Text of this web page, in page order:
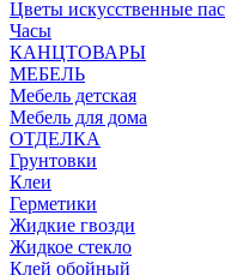
Цветы искусственные
Часы
КАНЦТОВАРЫ
МЕБЕЛЬ
Мебель детская
Мебель для дома
ОТДЕЛКА
Грунтовки
Клеи
Герметики
Жидкие гвозди
Жидкое стекло
Клей обойный